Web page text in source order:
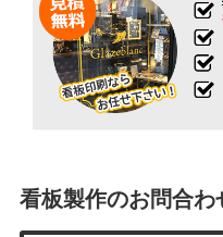
看板製作のお問合わ